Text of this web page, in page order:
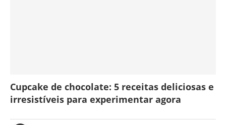
Cupcake de chocolate: 5 receitas deliciosas e
irresistíveis para experimentar agora